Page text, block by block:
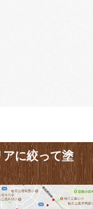
に絞って塗